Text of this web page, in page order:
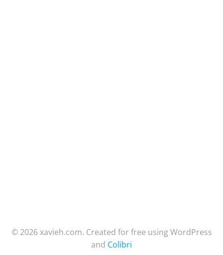
© 2026 xavieh.com. Created for free using WordPress
and Colibri